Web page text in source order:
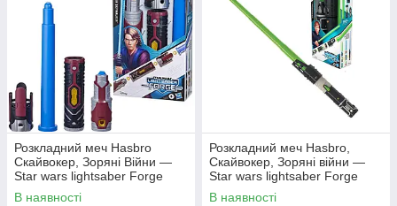
Розкладний меч Hasbro
Скайвокер, Зоряні Війни —
Star wars lightsaber Forge
Anakin Skywalker
В наявності
Розкладний меч Hasbro,
Скайвокер, Зоряні війни —
Star wars lightsaber Forge
Luke Skywalker
В наявності